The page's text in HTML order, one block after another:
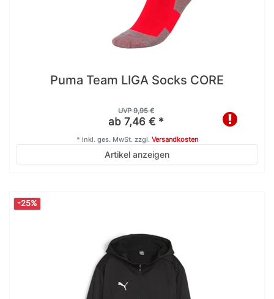
Puma Team LIGA Socks CORE
UVP 9,95 €
ab 7,46 € *
Artikel anzeigen
* inkl. ges. MwSt.zzgl. Versandkosten
-25%